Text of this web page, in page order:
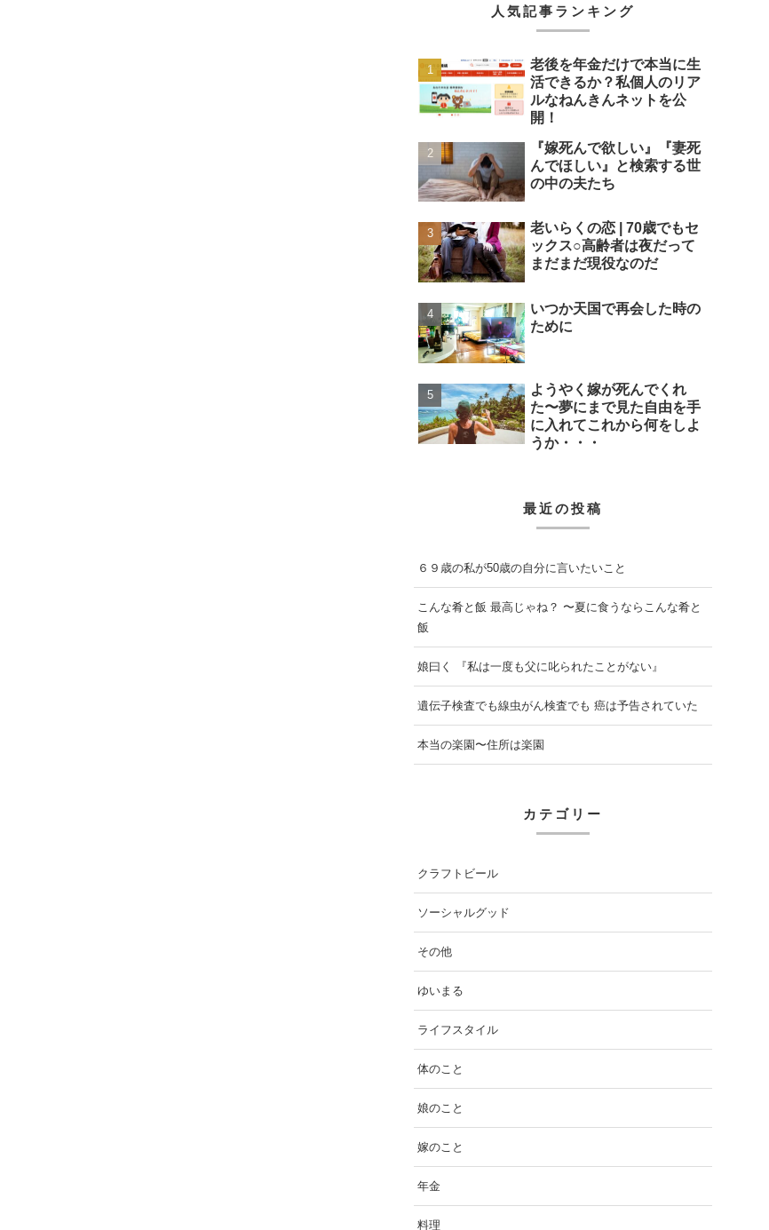
人気記事ランキング
老後を年金だけで本当に生
活できるか？私個人のリア
ルなねんきんネットを公
開！
『嫁死んで欲しい』『妻死
んでほしい』と検索する世
の中の夫たち
老いらくの恋 | 70歳でもセ
ックス○高齢者は夜だって
まだまだ現役なのだ
いつか天国で再会した時の
ために
ようやく嫁が死んでくれ
た〜夢にまで見た自由を手
に入れてこれから何をしよ
うか・・・
最近の投稿
６９歳の私が50歳の自分に言いたいこと
こんな肴と飯 最高じゃね？ 〜夏に食うならこんな肴と
飯
娘曰く 『私は一度も父に叱られたことがない』
遺伝子検査でも線虫がん検査でも 癌は予告されていた
本当の楽園〜住所は楽園
カテゴリー
クラフトビール
ソーシャルグッド
その他
ゆいまる
ライフスタイル
体のこと
娘のこと
嫁のこと
年金
料理